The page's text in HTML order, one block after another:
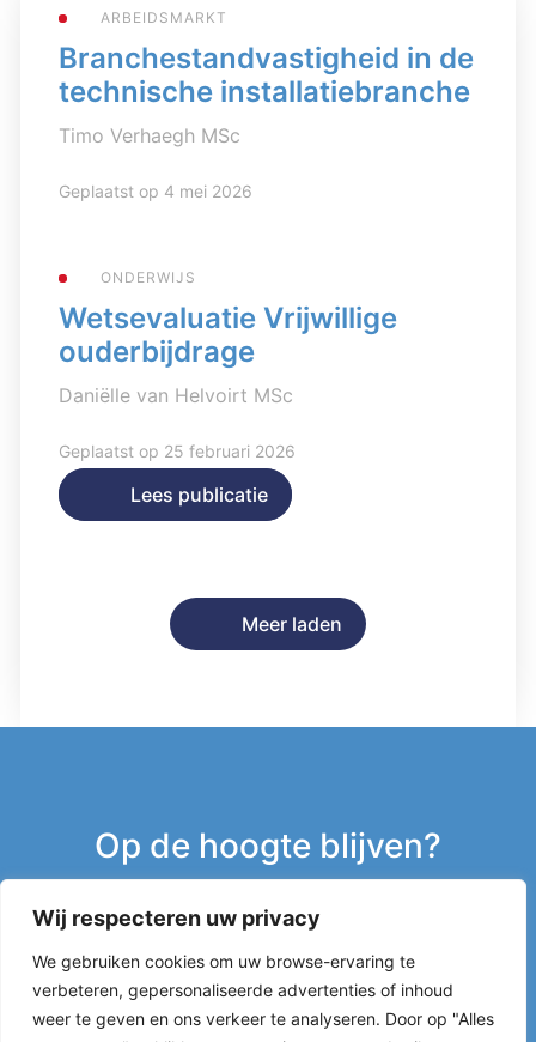
Wij respecteren uw privacy
We gebruiken cookies om uw browse-ervaring te
verbeteren, gepersonaliseerde advertenties of inhoud
weer te geven en ons verkeer te analyseren. Door op "Alles
ARBEIDSMARKT
Branchestandvastigheid in de
technische installatiebranche
Timo Verhaegh MSc
Geplaatst op 4 mei 2026
Lees publicatie
ONDERWIJS
Wetsevaluatie Vrijwillige
ouderbijdrage
Daniëlle van Helvoirt MSc
Geplaatst op 25 februari 2026
Lees publicatie
Meer laden
Op de hoogte blijven?
Inschrijven nieuwsbrief